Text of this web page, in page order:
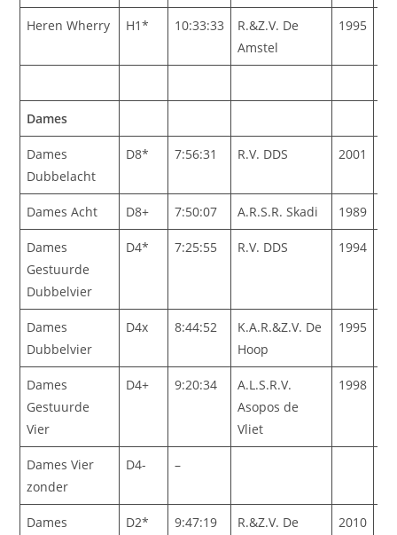
Heren Wherry H1* 10:33:33
R.&Z.V. De
Amstel
1995
Dames
Dames
Dubbelacht
D8* 7:56:31 R.V. DDS 2001
Dames Acht D8+ 7:50:07 A.R.S.R. Skadi 1989
Dames
Gestuurde
Dubbelvier
D4* 7:25:55 R.V. DDS 1994
Dames
Dubbelvier
D4x 8:44:52
K.A.R.&Z.V. De
Hoop
1995
Dames
Gestuurde
Vier
D4+ 9:20:34
A.L.S.R.V.
Asopos de
Vliet
1998
Dames Vier
zonder
D4- –
Dames
D2* 9:47:19
R.&Z.V. De
2010